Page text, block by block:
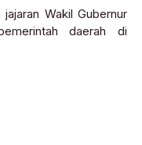
Wakil Gubernur
daerah di